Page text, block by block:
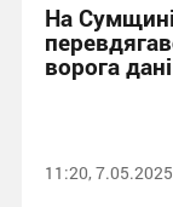
На
ворога
11:20, 7.05.2025